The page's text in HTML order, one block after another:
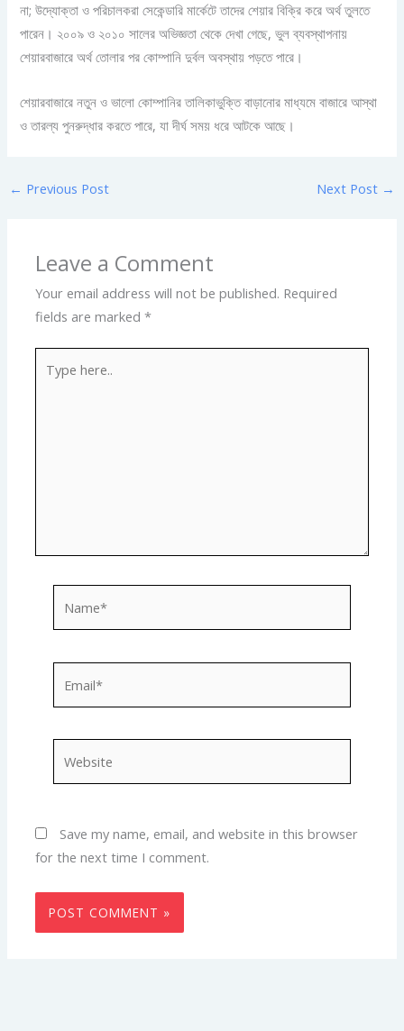
না; উদ্যোক্তা ও পরিচালকরা সেকেন্ডারি মার্কেটে তাদের শেয়ার বিক্রি করে অর্থ তুলতে
পারেন। ২০০৯ ও ২০১০ সালের অভিজ্ঞতা থেকে দেখা গেছে, ভুল ব্যবস্থাপনায়
শেয়ারবাজারে অর্থ তোলার পর কোম্পানি দুর্বল অবস্থায় পড়তে পারে।
শেয়ারবাজারে নতুন ও ভালো কোম্পানির তালিকাভুক্তি বাড়ানোর মাধ্যমে বাজারে আস্থা
ও তারল্য পুনরুদ্ধার করতে পারে, যা দীর্ঘ সময় ধরে আটকে আছে।
← Previous Post Next Post →
Leave a Comment
Your email address will not be published. Required
fields are marked*
here..
Save my name, email, and website in this browser
for the next time I comment.